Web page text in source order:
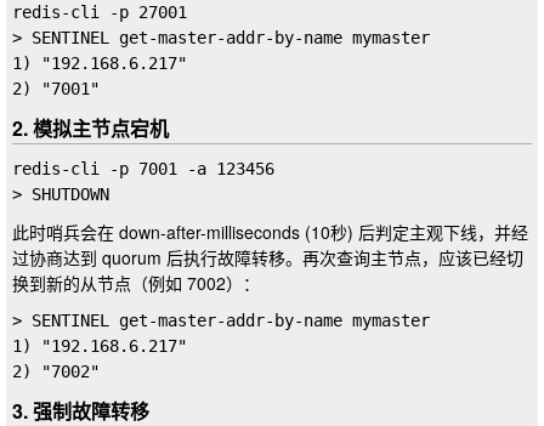
redis-cli -p 27001
> SENTINEL get-master-addr-by-name mymaster
1) "192.168.6.217"
2. 模拟主节点宕机
redis-cli -p 7001 -a 123456
此时哨兵会在 down-after-milliseconds (10秒) 后判定主观下线，并经
过协商达到 quorum 后执行故障转移。再次查询主节点，应该已经切
换到新的从节点（例如 7002）：
> SENTINEL get-master-addr-by-name mymaster
1) "192.168.6.217"
3. 强制故障转移